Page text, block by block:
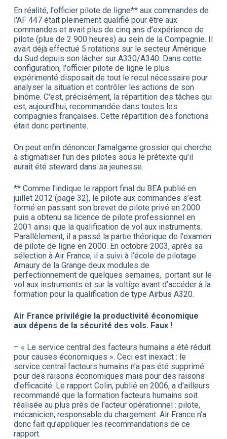
En réalité, l'officier pilote de ligne** aux commandes de
l'AF 447 était pleinement qualifié pour être aux
commandes et avait plus de cinq ans d’expérience de
pilote (plus de 2 900 heures) au sein de la Compagnie. Il
avait déjà effectué 5 rotations sur le secteur Amérique
du Sud depuis son lâcher sur A330/A340. Dans cette
configuration, l'officier pilote de ligne le plus
expérimenté disposait de tout le recul nécessaire pour
analyser la situation et contrôler les actions de son
binôme. C'est, précisément, la répartition des tâches qui
est, aujourd'hui, recommandée dans toutes les
compagnies françaises. Cette répartition des fonctions
était donc pertinente.
On peut enfin dénoncer l’amalgame grossier qui cherche
à stigmatiser l’un des pilotes sous le prétexte qu’il
aurait été steward dans sa jeunesse.
** Comme l'indique le rapport final du BEA publié en
juillet 2012 (page 32), le pilote aux commandes s’est
formé en passant son brevet de pilote privé en 2000
puis a obtenu sa licence de pilote professionnel en
2001 ainsi que la qualification de vol aux instruments.
Parallèlement, il a passé la partie théorique de l’examen
de pilote de ligne en 2000. En octobre 2003, après sa
sélection à Air France, il a suivi à l’école de pilotage
Amaury de la Grange deux modules de
perfectionnement de quelques semaines, portant sur le
vol aux instruments et sur la voltige avant d’accéder à la
formation pour la qualification de type Airbus A320.
Air France privilégie la productivité économique
aux dépens de la sécurité des vols. Faux !
– « Le service central des facteurs humains a été réduit
pour causes économiques ». Ceci est inexact : le
service central facteurs humains n'a pas été supprimé
pour des raisons économiques mais pour des raisons
d'efficacité. Le rapport Colin, publié en 2006, a d'ailleurs
recommandé que la formation facteurs humains soit
réalisée au plus près de l'acteur opérationnel : pilote,
mécanicien, responsable du chargement. Air France n’a
donc fait qu’appliquer les recommandations de ce
rapport.